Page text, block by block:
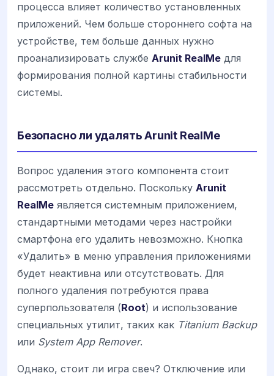
процесса влияет количество установленных
приложений. Чем больше стороннего софта на
устройстве, тем больше данных нужно
проанализировать службе Arunit RealMe для
формирования полной картины стабильности
системы.
Безопасно ли удалять Arunit RealMe
Вопрос удаления этого компонента стоит
рассмотреть отдельно. Поскольку Arunit
RealMe является системным приложением,
стандартными методами через настройки
смартфона его удалить невозможно. Кнопка
«Удалить» в меню управления приложениями
будет неактивна или отсутствовать. Для
полного удаления потребуются права
суперпользователя (Root) и использование
специальных утилит, таких как Titanium Backup
или System App Remover.
Однако, стоит ли игра свеч? Отключение или